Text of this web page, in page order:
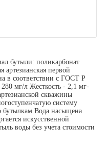
бутыли: поликарбонат
артезианская первой
в соответствии с ГОСТ Р
мг/л Жесткость - 2,1 мг-
скважины
систему
бутылкам Вода насыщена
искусственной
воды без учета стоимости